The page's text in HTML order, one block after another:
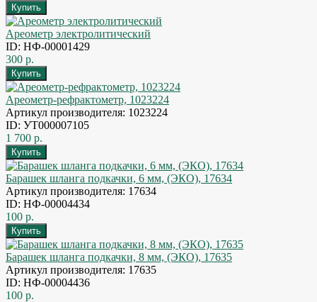
Ареометр электролитический
ID: НФ-00001429
300 р.
Ареометр-рефрактометр, 1023224
Артикул производителя: 1023224
ID: УТ000007105
1 700 р.
Барашек шланга подкачки, 6 мм, (ЭКО), 17634
Артикул производителя: 17634
ID: НФ-00004434
100 р.
Барашек шланга подкачки, 8 мм, (ЭКО), 17635
Артикул производителя: 17635
ID: НФ-00004436
100 р.